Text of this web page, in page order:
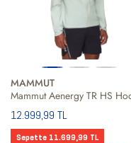
MAMMUT
12.999,99 TL
Sepette 11.699,99 TL